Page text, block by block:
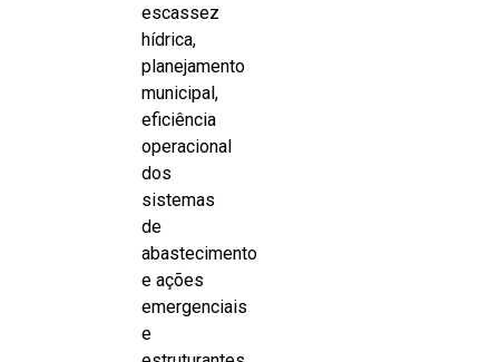
escassez
hídrica,
planejamento
municipal,
eficiência
operacional
dos
sistemas
de
abastecimento
e ações
emergenciais
e